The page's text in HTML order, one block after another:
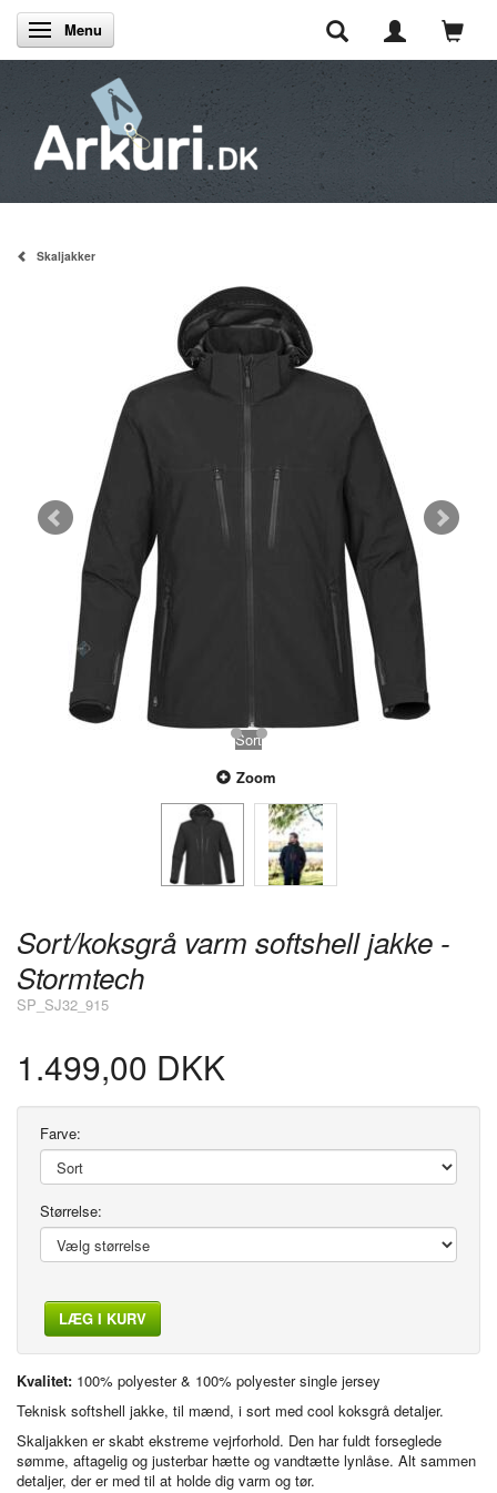
Skifte navigation
Menu
Skaljakker
Sort
Zoom
Sort/koksgrå varm softshell jakke -
Stormtech
SP_SJ32_915
1.499,00 DKK
Farve:
Størrelse:
LÆG I KURV
Kvalitet: 100% polyester & 100% polyester single jersey
Teknisk softshell jakke, til mænd, i sort med cool koksgrå detaljer.
Skaljakken er skabt ekstreme vejrforhold. Den har fuldt forseglede
sømme, aftagelig og justerbar hætte og vandtætte lynlåse. Alt sammen
detaljer, der er med til at holde dig varm og tør.